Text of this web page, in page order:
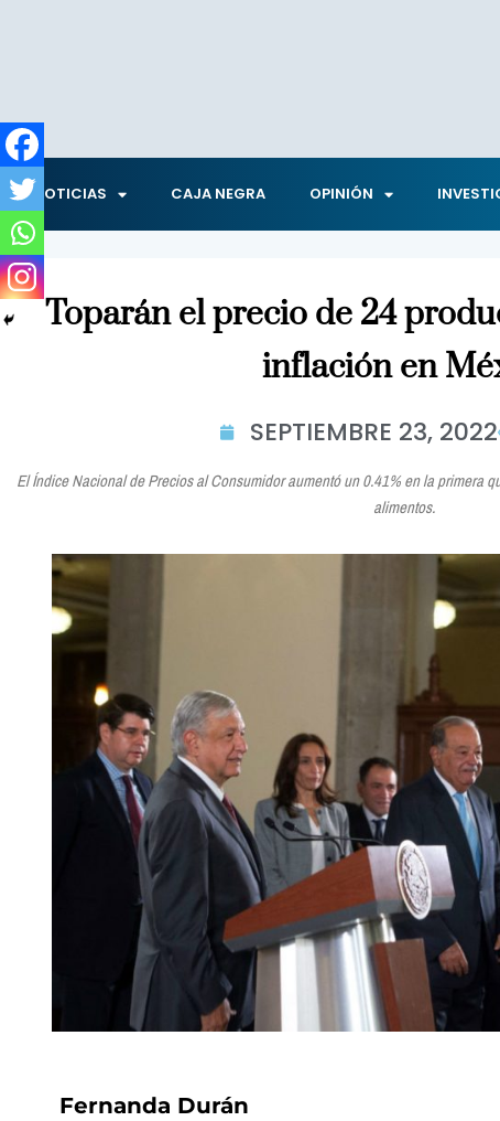
NOTICIAS CAJA NEGRA OPINIÓN
Toparán el precio de 24
inflación en
SEPTIEMBRE 23, 2022
El Índice Nacional de Precios al Consumidor aumentó un 0.41% en la primera
alimentos.
Fernanda Durán